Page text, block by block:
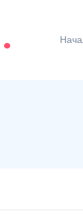
.